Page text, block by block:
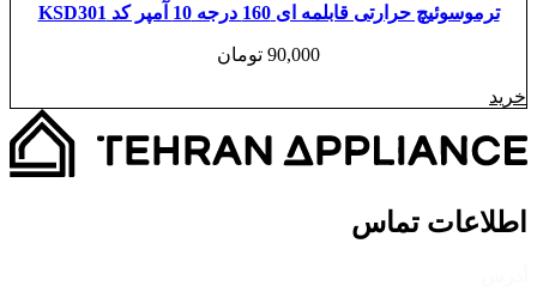
ترموسوئیچ حرارتی قابلمه ای 160 درجه 10 آمپر کد KSD301
90,000 تومان
خرید
اطلاعات تماس